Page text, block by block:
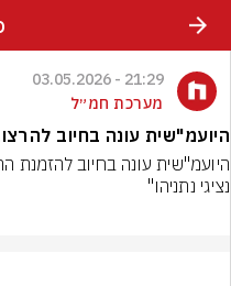
21:29 - 03.05.2026
מערכת חמ״ל
היועמ"שית עונה בחיוב
נציגי נתניהו"